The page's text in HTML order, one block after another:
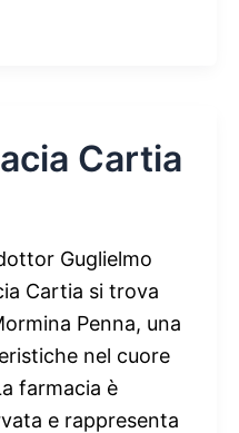
Cartia
Guglielmo
Cartia si trova
Penna, una
nel cuore
farmacia è
e rappresenta